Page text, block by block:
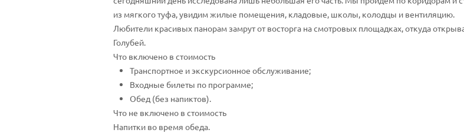
из мягкого туфа, увидим жилые помещения, кладовые, школы, колодцы и вентиляцию.
Любители красивых панорам замрут от восторга на смотровых площадках, откуда
Голубей.
Что включено в стоимость
Транспортное и экскурсионное обслуживание;
Входные билеты по программе;
Обед (без напиктов).
Что не включено в стоимость
Напитки во время обеда.